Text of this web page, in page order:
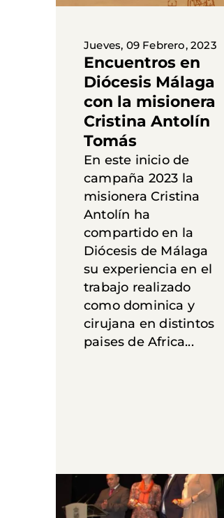
Jueves, 09 Febrero, 2023
Encuentros en
Diócesis Málaga
con la misionera
Cristina Antolín
Tomás
En este inicio de
campaña 2023 la
misionera Cristina
Antolín ha
compartido en la
Diócesis de Málaga
su experiencia en el
trabajo realizado
como dominica y
cirujana en distintos
paises de Africa...